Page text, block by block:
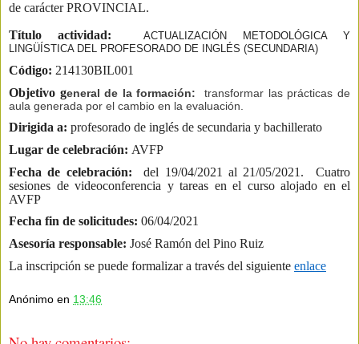
de carácter PROVINCIAL.
Título actividad:
ACTUALIZACIÓN METODOLÓGICA Y
LINGÜÍSTICA DEL PROFESORADO DE INGLÉS (SECUNDARIA)
Código: 214130BIL001
Objetivo general de la formación: transformar las prácticas de
aula generada por el cambio en la evaluación.
Dirigida a: profesorado de inglés de secundaria y bachillerato
Lugar de celebración: AVFP
Fecha de celebración: del 19/04/2021 al 21/05/2021. Cuatro
sesiones de videoconferencia y tareas en el curso alojado en el
AVFP
Fecha fin de solicitudes: 06/04/2021
Asesoría responsable: José Ramón del Pino Ruiz
La inscripción se puede formalizar a través del siguiente enlace
Anónimo en 13:46